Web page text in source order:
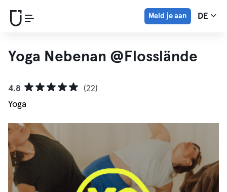
Meld je aan DE
Yoga Nebenan @Flosslände
4.8
(22)
Yoga